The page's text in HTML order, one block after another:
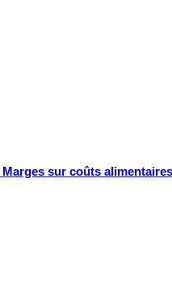
Marges sur coûts